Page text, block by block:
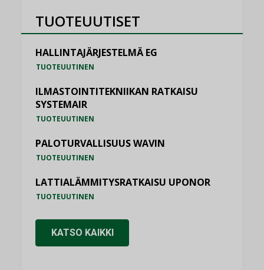
TUOTEUUTISET
HALLINTAJÄRJESTELMÄ EG
TUOTEUUTINEN
ILMASTOINTITEKNIIKAN RATKAISU
SYSTEMAIR
TUOTEUUTINEN
PALOTURVALLISUUS WAVIN
TUOTEUUTINEN
LATTIALÄMMITYSRATKAISU UPONOR
TUOTEUUTINEN
KATSO KAIKKI